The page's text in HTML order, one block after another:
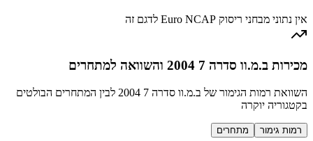
אין נתוני מבחני ריסוק Euro NCAP לדגם זה
מכירות ב.מ.וו סדרה 7 2004 והשוואה למתחרים
השוואת רמות הגימור של ב.מ.וו סדרה 7 2004 לבין המתחרים הבולטים
בקטגוריה יוקרה
רמות גימור מתחרים